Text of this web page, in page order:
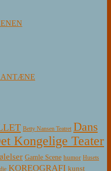
Betty Nansen Teatret Dans
Kongelige Teater
Gamle Scene humor Husets
KOREOGRAFI kunst